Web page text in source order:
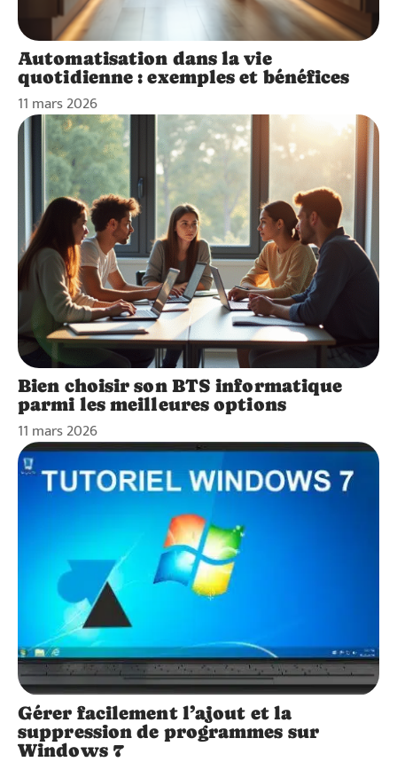
Automatisation dans la vie
quotidienne : exemples et bénéfices
11 mars 2026
Bien choisir son BTS informatique
parmi les meilleures options
11 mars 2026
Gérer facilement l’ajout et la
suppression de programmes sur
Windows 7